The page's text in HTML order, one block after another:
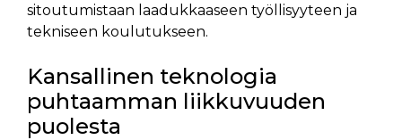
sitoutumistaan laadukkaaseen työllisyyteen ja
tekniseen koulutukseen.
Kansallinen teknologia
puhtaamman liikkuvuuden
puolesta